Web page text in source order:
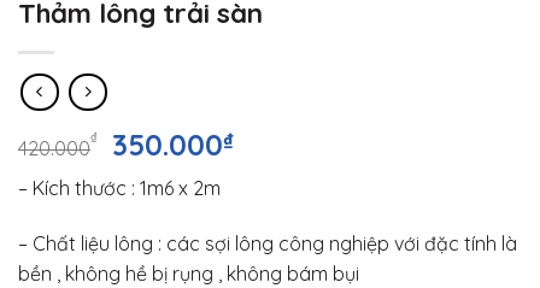
Thảm lông trải sàn
420.000₫
Giá
gốc
là:
420.000₫.
350.000₫Giá
là:
350.000₫.
– Kích thước : 1m6 x 2m
– Chất liệu lông : các sợi lông công nghiệp với đặc tính là
bền , không hề bị rụng , không bám bụi